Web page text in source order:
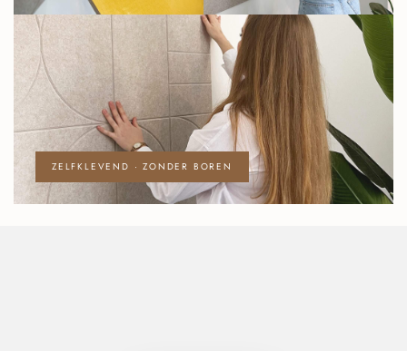
ZELFKLEVEND · ZONDER BOREN